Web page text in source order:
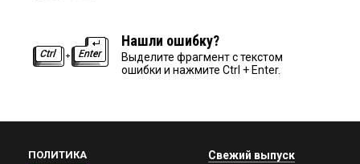
Нашли ошибку?
Выделите фрагмент с текстом
ошибки и нажмите Ctrl + Enter.
ПОЛИТИКА Свежий выпуск